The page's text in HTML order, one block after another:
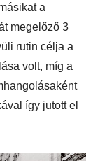
a
megelőző 3
rutin célja a
volt, míg a
így jutott el